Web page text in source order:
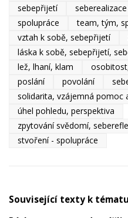
sebepřijetí
seberealizace
spolupráce
team, tým,
vztah k sobě, sebepřijetí
láska k sobě, sebepřijetí,
lež, lhaní, klam
poslání
povolání
solidarita, vzájemná pomoc
úhel pohledu, perspektiva
zpytování svědomí,
stvoření - spolupráce
Související texty k